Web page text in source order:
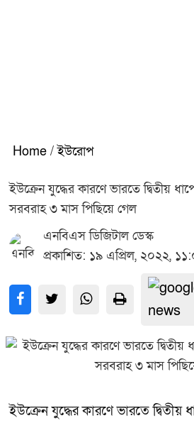
Home / ইউরোপ
ইউক্রেন যুদ্ধের কারণে ভারতে দ্বিতীয়
সরবরাহ ৩ মাস পিছিয়ে গেল
এনবিএস ডিজিটাল ডেস্ক
প্রকাশিত: ১৯ এপ্রিল, ২০২২,
ইউক্রেন যুদ্ধের কারণে ভারতে